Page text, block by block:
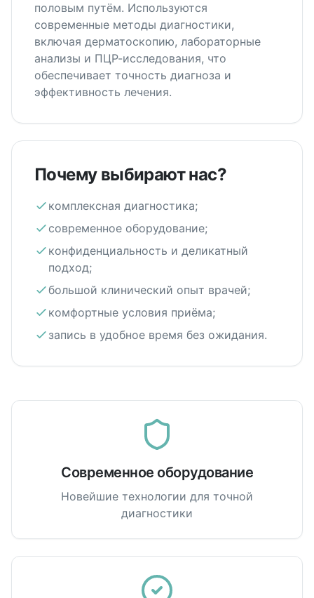
половым путём. Используются
современные методы диагностики,
включая дерматоскопию, лабораторные
анализы и ПЦР-исследования, что
обеспечивает точность диагноза и
эффективность лечения.
Почему выбирают нас?
комплексная диагностика;
современное оборудование;
конфиденциальность и деликатный
подход;
большой клинический опыт врачей;
комфортные условия приёма;
запись в удобное время без ожидания.
Современное оборудование
Новейшие технологии для точной
диагностики